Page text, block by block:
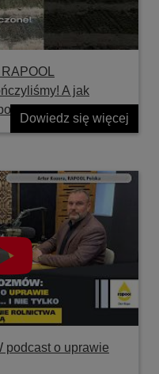
A jak
Dowiedz się więcej
podcast o uprawie